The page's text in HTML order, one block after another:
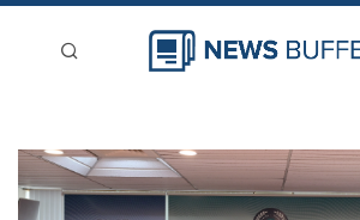
新聞稿分類
登入